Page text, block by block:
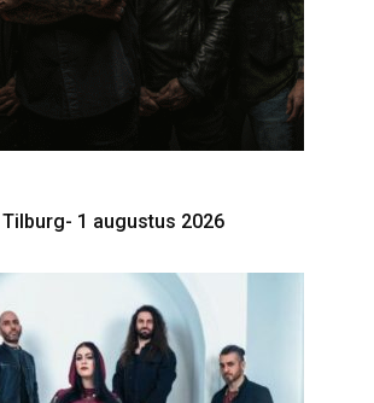
1 augustus 2026